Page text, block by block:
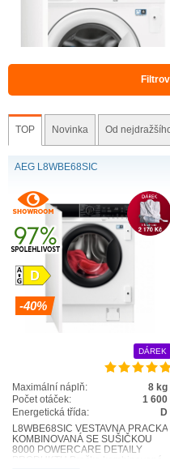
TOP Novinka Od
AEG L8WBE68SIC
-40%
DÁREK
Maximální náplň:
8 kg
Počet otáček:
1 600
Energetická třída:
D
L8WBE68SIC VESTAVNÁ PRAČKA
KOMBINOVANÁ SE SUŠIČKOU
8000 POWERCARE DETAILY